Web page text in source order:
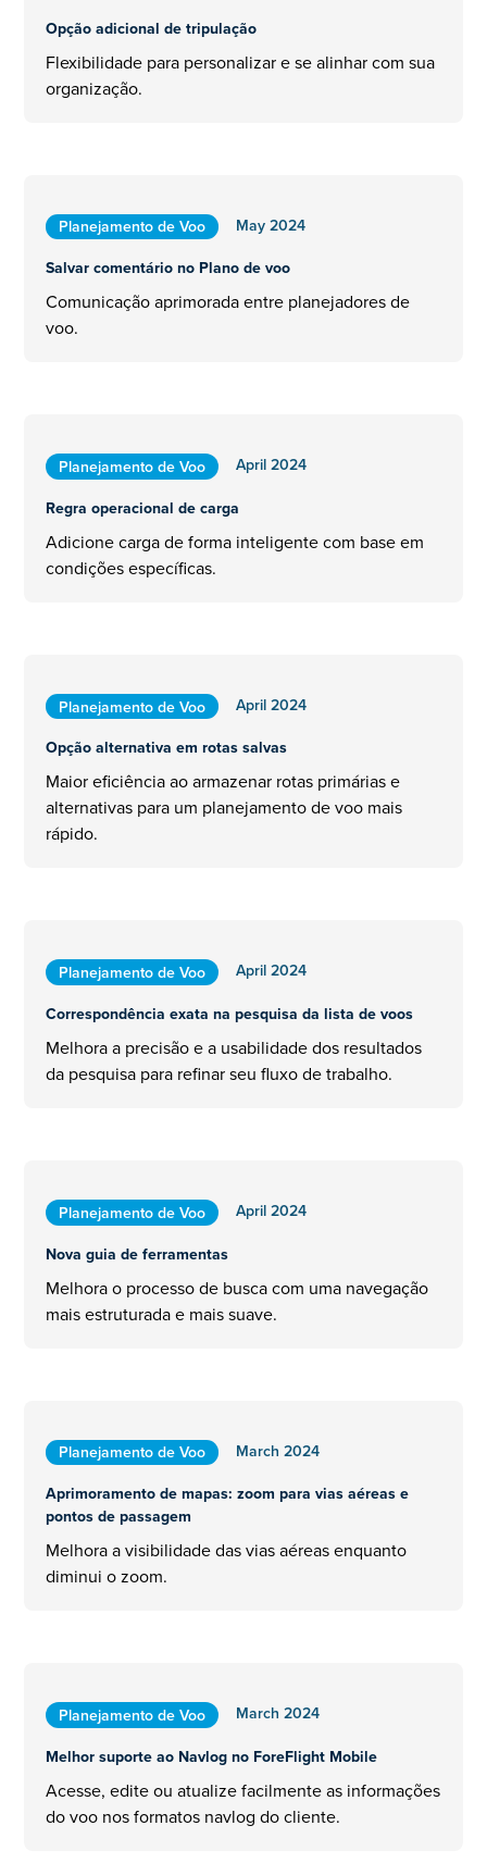
Opção adicional de tripulação
Flexibilidade para personalizar e se alinhar com sua
organização.
Planejamento de Voo
May 2024
Salvar comentário no Plano de voo
Comunicação aprimorada entre planejadores de
voo.
Planejamento de Voo
April 2024
Regra operacional de carga
Adicione carga de forma inteligente com base em
condições específicas.
Planejamento de Voo
April 2024
Opção alternativa em rotas salvas
Maior eficiência ao armazenar rotas primárias e
alternativas para um planejamento de voo mais
rápido.
Planejamento de Voo
April 2024
Correspondência exata na pesquisa da lista de voos
Melhora a precisão e a usabilidade dos resultados
da pesquisa para refinar seu fluxo de trabalho.
Planejamento de Voo
April 2024
Nova guia de ferramentas
Melhora o processo de busca com uma navegação
mais estruturada e mais suave.
Planejamento de Voo
March 2024
Aprimoramento de mapas: zoom para vias aéreas e
pontos de passagem
Melhora a visibilidade das vias aéreas enquanto
diminui o zoom.
Planejamento de Voo
March 2024
Melhor suporte ao Navlog no ForeFlight Mobile
Acesse, edite ou atualize facilmente as informações
do voo nos formatos navlog do cliente.